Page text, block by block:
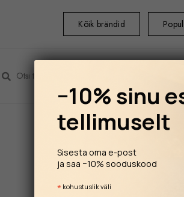
Kõik brändid
−10% sinu
tellimuselt
Sisesta oma e-post
ja saa −10% sooduskood
* kohustuslik väli